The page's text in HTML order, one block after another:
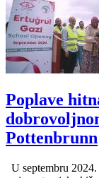
Poplave
Pottenbrunn
U septembru